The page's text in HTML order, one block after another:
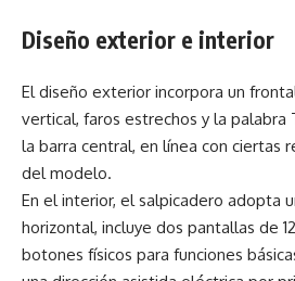
Diseño exterior e interior
El diseño exterior incorpora un
vertical, faros estrechos y la palabra
la barra central, en línea con ciertas
del modelo.
En el interior, el salpicadero adopta
horizontal, incluye dos pantallas de
botones físicos para funciones